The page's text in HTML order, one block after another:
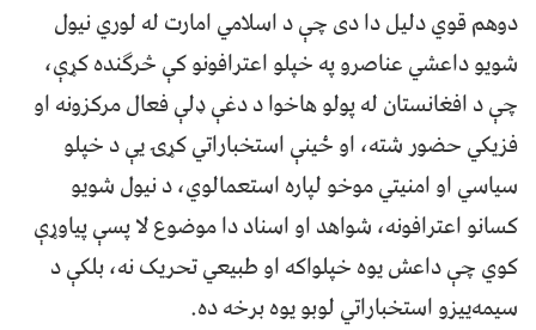
دوهم قوي دليل دا دی چې د اسلامي امارت له لوري نيول
شويو داعشي عناصرو په خپلو اعترافونو کې څرګنده کړې،
چې د افغانستان له پولو هاخوا د دغې ډلې فعال مرکزونه او
فزيکي حضور شته، او ځينې استخباراتي کړۍ يې د خپلو
سياسي او امنيتي موخو لپاره استعمالوي، د نيول شويو
کسانو اعترافونه، شواهد او اسناد دا موضوع لا پسې پياوړې
کوي چې داعش يوه خپلواکه او طبيعي تحريک نه، بلکې د
سيمه‌ييزو استخباراتي لوبو يوه برخه ده.